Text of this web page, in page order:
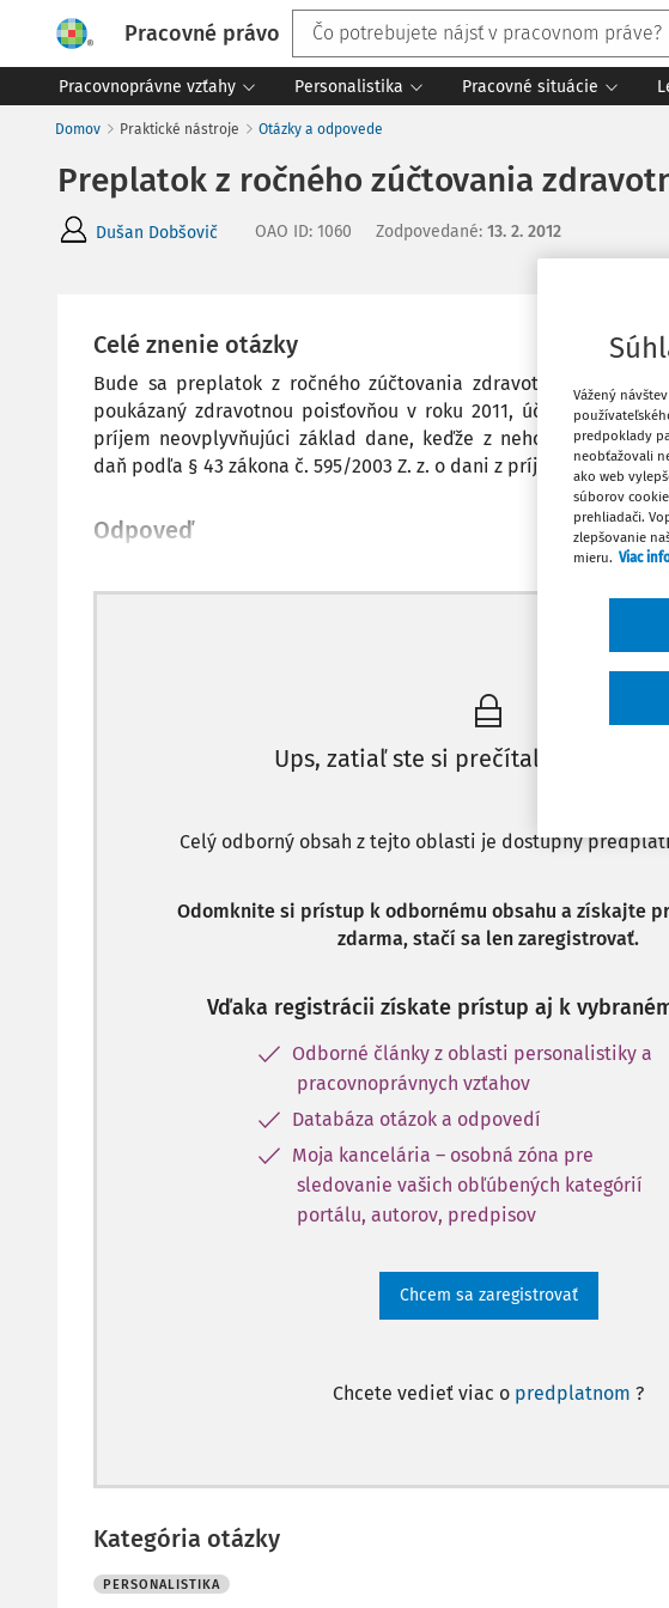
Pracovné právo
Pracovnoprávne vzťahy Personalistika Pracovné situácie
Domov Praktické nástroje Otázky a odpovede
Preplatok z ročného zúčtovania
Dušan Dobšovič OAO ID: 1060 Zodpovedané: 13. 2. 2012
Celé znenie otázky
Bude sa preplatok z ročného zúčtovania zdravotného
poukázaný zdravotnou poisťovňou v roku 2011, účtovať v
príjem neovplyvňujúci základ dane, keďže z neho zdravotná
daň podľa § 43 zákona č. 595/2003 Z. z. o dani z príjmov v z. n. p.
Odpoveď
Máte
Ups, zatiaľ ste si prečítali len
Celý odborný obsah z tejto oblasti je dostupný
Odomknite si prístup k odbornému obsahu a získajte
zdarma, stačí sa len zaregistrovať.
Vďaka registrácii získate prístup aj k
Odborné články z oblasti personalistiky a
pracovnoprávnych vzťahov
Databáza otázok a odpovedí
Moja kancelária – osobná zóna pre
sledovanie vašich obľúbených kategórií
portálu, autorov, predpisov
Chcem sa zaregistrovať
Chcete vedieť viac o predplatnom ?
Kategória otázky
PERSONALISTIKA
Vážený
predpoklady
neobťažovali
ako web
súborov
prehliadači.
zlepšovanie
mieru. Viac